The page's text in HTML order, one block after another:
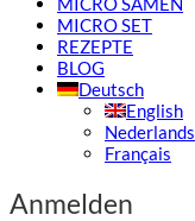
MICRO SET
REZEPTE
BLOG
Deutsch
English
Nederlands
Français
Anmelden